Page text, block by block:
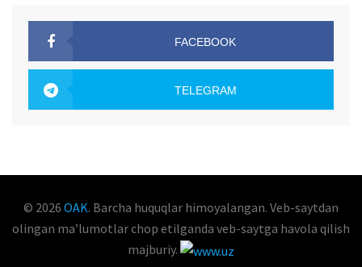
FACEBOOK
TELEGRAM
© 2026 OAK. Barcha huquqlar himoyalangan. Veb-saytdan
olingan maʼlumotlar chop etilganda veb-saytga havola qilish
majburiy.